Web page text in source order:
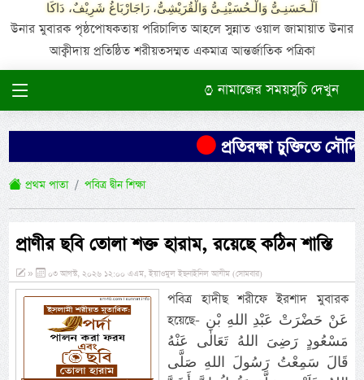
اَلْـحَسَنِـىُّ وَالْـحُسَيْنِـىُّ وَالْقُرَيْشِىُّ، رَاجَارْبَاغُ شَرِيْفٌ، دَاكَا
উনার মুবারক পৃষ্ঠপোষকতায় পরিচালিত আহলে সুন্নাত ওয়াল জামায়াত উনার
আক্বীদায় প্রতিষ্ঠিত শরীয়তসম্মত একমাত্র আন্তর্জাতিক পত্রিকা
নামাজের সময়সুচি দেখুন
প্রতিরক্ষা চুক্তিতে সৌদির
প্রথম পাতা পবিত্র দ্বীন শিক্ষা
প্রাণীর ছবি তোলা শক্ত হারাম, রয়েছে কঠিন শাস্তি
» ০৩ আগস্ট, ২০২৬ ১২:০০ এএম, ইয়াওমুল ইছনাইনিল আযীম (সোমবার)
পবিত্র হাদীছ শরীফে ইরশাদ মুবারক
হয়েছে- عَنْ حَضْرَتْ عَبْدِ اللهِ بْنِ
مَسْعُودٍ رَضِىَ اللهُ تَعَالٰى عَنْهُ
قَالَ سَمِعْتُ رَسُولَ اللهِ صَلَّى